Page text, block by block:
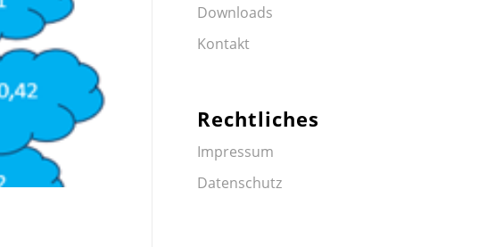
Downloads
Kontakt
Rechtliches
Impressum
Datenschutz